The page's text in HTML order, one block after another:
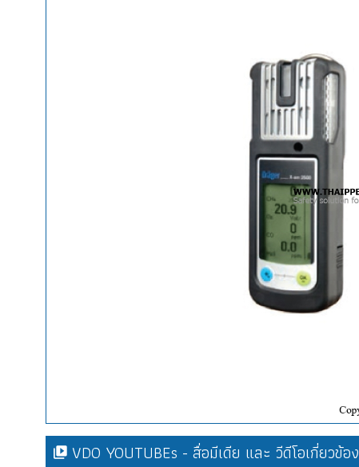
VDO YOUTUBEs - สื่อมีเดีย และ วีดีโอเกี่ยวข้อง